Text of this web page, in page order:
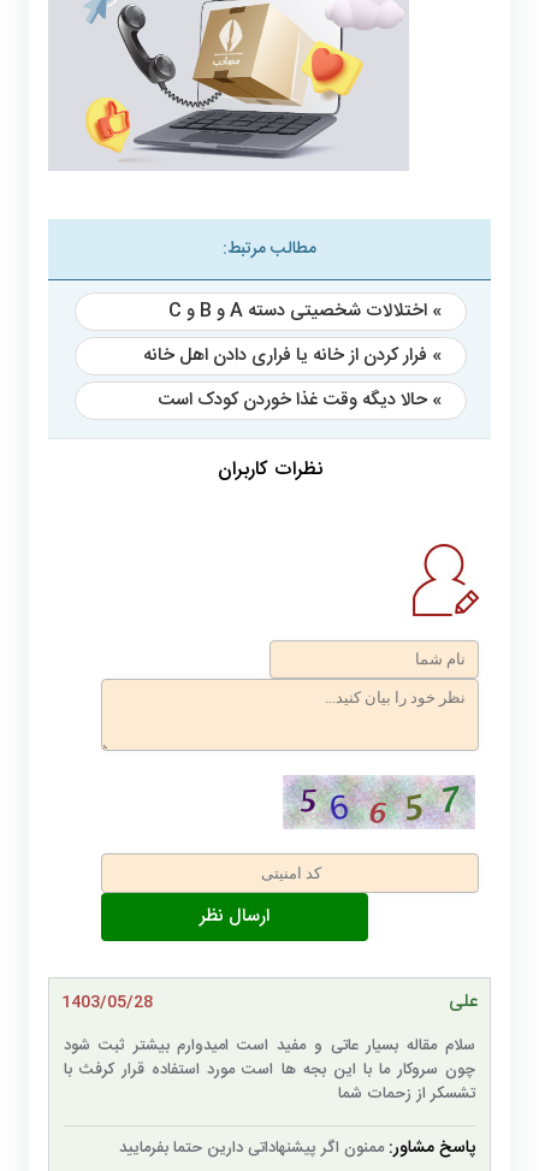
مطالب مرتبط:
» اختلالات شخصیتی دسته A و B و C
» فرار کردن از خانه یا فراری دادن اهل خانه
» حالا دیگه وقت غذا خوردن کودک است
نظرات کاربران
علی
1403/05/28
سلام مقاله بسیار عاتی و مفید است امیدوارم بیشتر ثبت شود
چون سروکار ما با این بجه ها است مورد استفاده قرار کرفث با
تشسکر از زحمات شما
پاسخ مشاور: ممنون اگر پیشنهاداتی دارین حتما بفرمایید